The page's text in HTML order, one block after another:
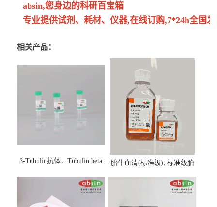
absin,您身边的科研百宝箱
专业提供试剂、耗材、仪器,在线订购,7*24h全国
相关产品：
β-Tubulin抗体，Tubulin beta
胎牛血清(标准级); 标准级胎